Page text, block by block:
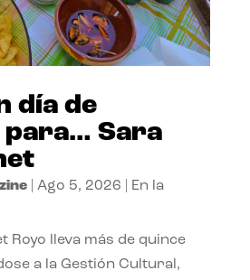
día de
Sara
| Ago 5, 2026
En la
Royo lleva más de quince
a la Gestión Cultural,